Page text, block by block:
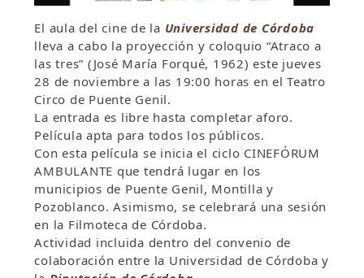
El aula del cine de la Universidad de Córdoba
lleva a cabo la proyección y coloquio “Atraco a
las tres” (José María Forqué, 1962) este jueves
28 de noviembre a las 19:00 horas en el Teatro
Circo de Puente Genil.
La entrada es libre hasta completar aforo.
Película apta para todos los públicos.
Con esta película se inicia el ciclo CINEFÓRUM
AMBULANTE que tendrá lugar en los
municipios de Puente Genil, Montilla y
Pozoblanco. Asimismo, se celebrará una sesión
en la Filmoteca de Córdoba.
Actividad incluida dentro del convenio de
colaboración entre la Universidad de Córdoba y